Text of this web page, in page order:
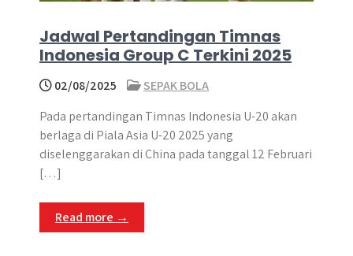
Jadwal Pertandingan Timnas
Indonesia Group C Terkini 2025
02/08/2025
SEPAK BOLA
Pada pertandingan Timnas Indonesia U-20 akan
berlaga di Piala Asia U-20 2025 yang
diselenggarakan di China pada tanggal 12 Februari
[…]
Read more →